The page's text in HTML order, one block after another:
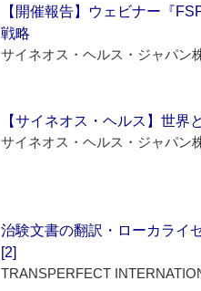
【開催報告】ウェビナー『
戦略
サイネオス・ヘルス・ジャパン
【サイネオス・ヘルス】世
サイネオス・ヘルス・ジャパン
治験文書の翻訳・ローカライ
[2]
TRANSPERFECT